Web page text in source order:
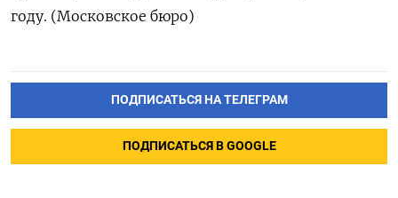
году. (Московское бюро)
ПОДПИСАТЬСЯ НА ТЕЛЕГРАМ
ПОДПИСАТЬСЯ В GOOGLE